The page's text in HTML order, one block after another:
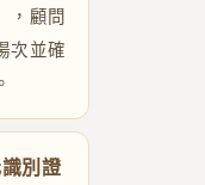
，顧問
次並確
別證